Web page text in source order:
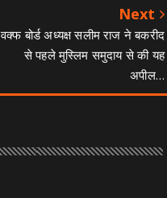
Next
वक्फ बोर्ड अध्यक्ष सलीम राज ने बकरीद
से पहले मुस्लिम समुदाय से की यह
अपील…